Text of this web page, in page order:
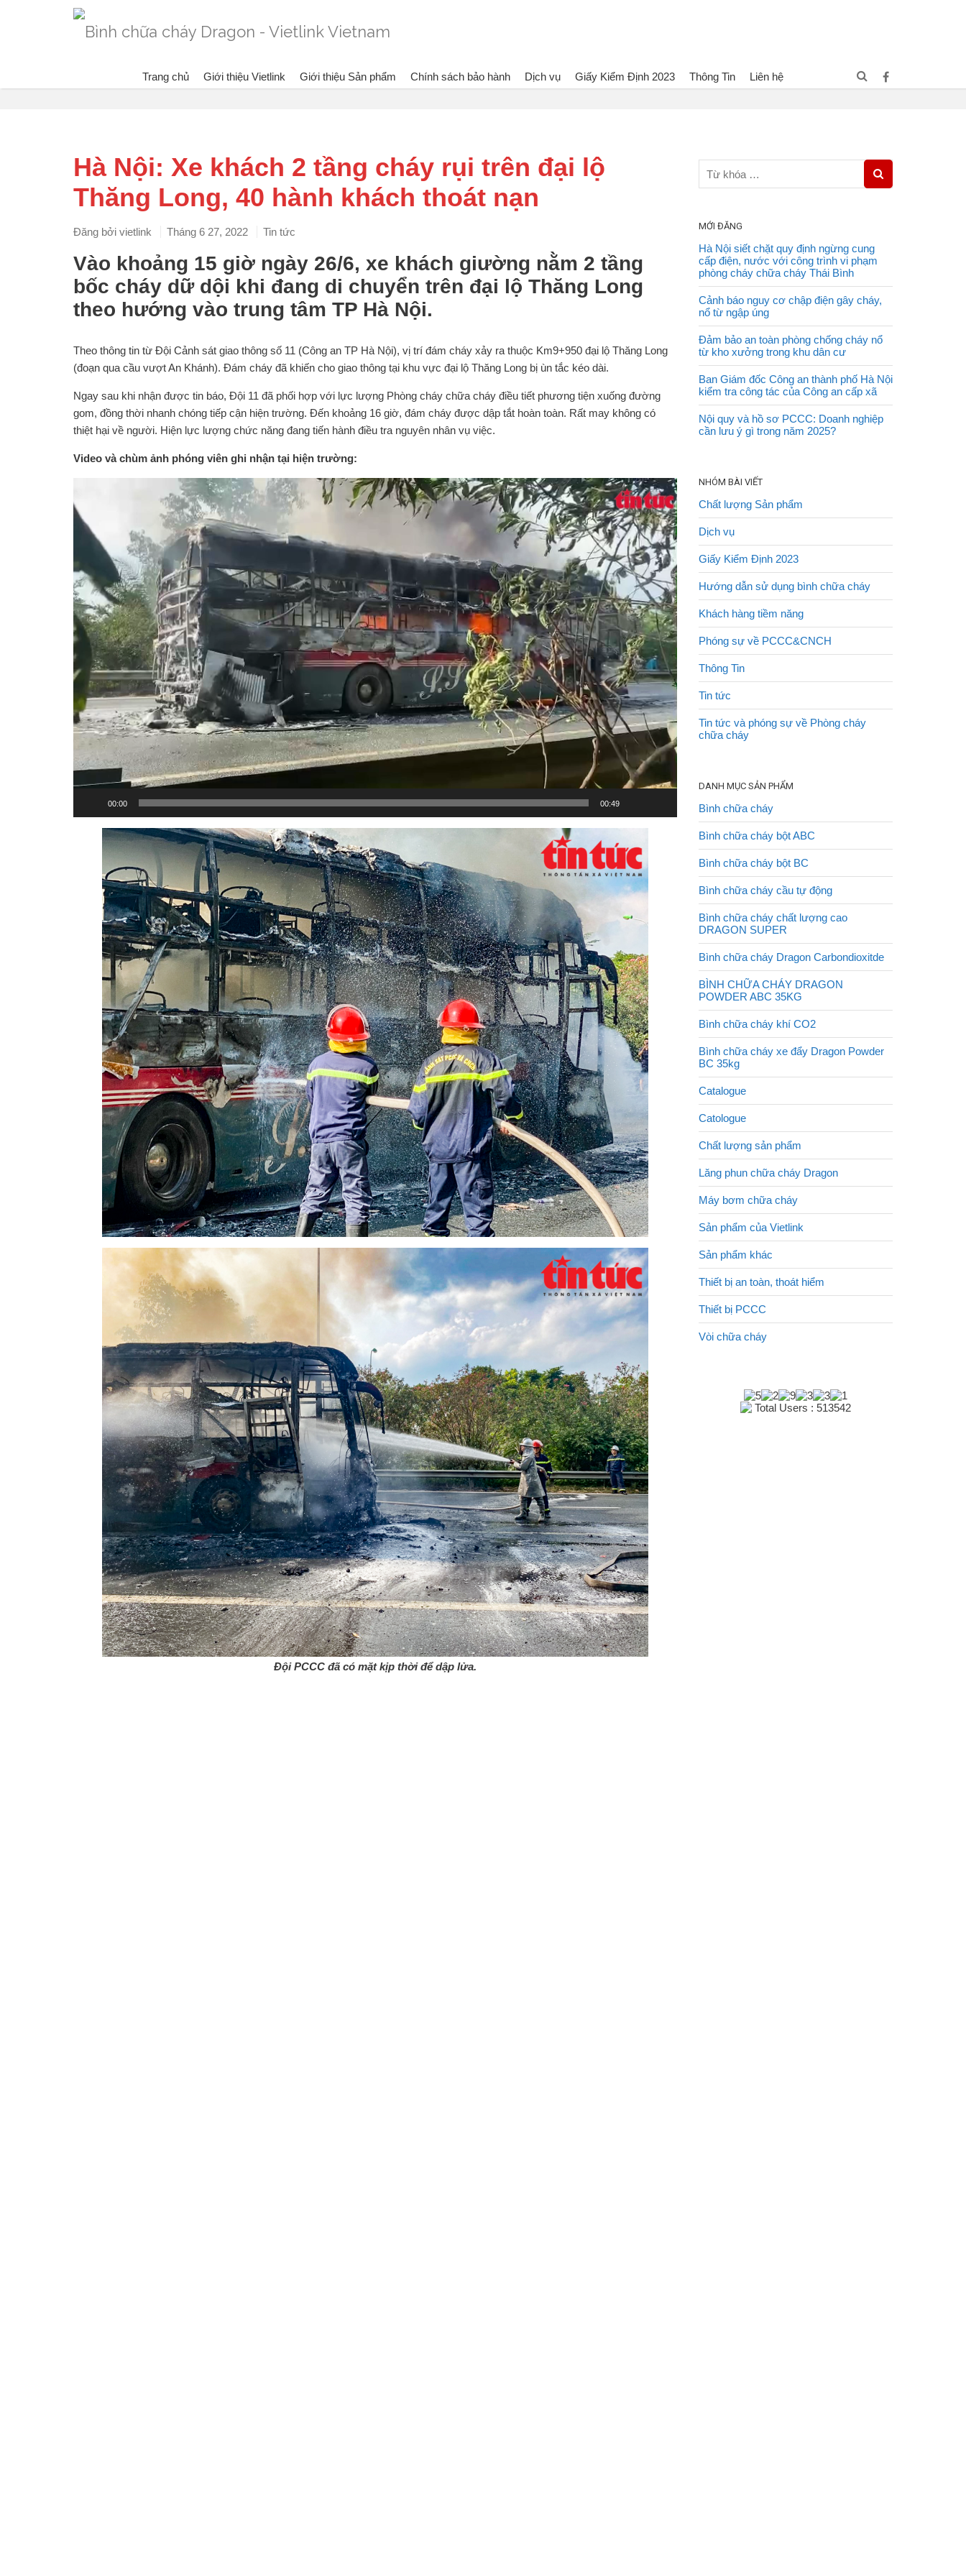
Trang chủ Giới thiệu Vietlink Giới thiệu Sản phẩm Chính sách bảo hành Dịch vụ Giấy Kiểm Định 2023 Thông Tin Liên hệ
Đang xem: Bình chữa cháy Dragon - Vietlink Vietnam Tin tức Hà Nội: Xe khách 2 tầng cháy rụi trên đại lộ Thăng Long, 40 hành khách thoát nạn
Hà Nội: Xe khách 2 tầng cháy rụi trên đại lộ
Thăng Long, 40 hành khách thoát nạn
Đăng bởi vietlink Tháng 6 27, 2022 Tin tức
Vào khoảng 15 giờ ngày 26/6, xe khách giường nằm 2 tầng
bốc cháy dữ dội khi đang di chuyển trên đại lộ Thăng Long
theo hướng vào trung tâm TP Hà Nội.
Theo thông tin từ Đội Cảnh sát giao thông số 11 (Công an TP Hà Nội), vị trí đám cháy xảy ra thuộc Km9+950 đại lộ Thăng Long
(đoạn qua cầu vượt An Khánh). Đám cháy đã khiến cho giao thông tại khu vực đại lộ Thăng Long bị ùn tắc kéo dài.
Ngay sau khi nhận được tin báo, Đội 11 đã phối hợp với lực lượng Phòng cháy chữa cháy điều tiết phương tiện xuống đường
gom, đồng thời nhanh chóng tiếp cận hiện trường. Đến khoảng 16 giờ, đám cháy được dập tắt hoàn toàn. Rất may không có
thiệt hại về người. Hiện lực lượng chức năng đang tiến hành điều tra nguyên nhân vụ việc.
Video và chùm ảnh phóng viên ghi nhận tại hiện trường:
Video
00:00 00:49
Đội PCCC đã có mặt kịp thời để dập lửa.
MỚI ĐĂNG
Hà Nội siết chặt quy định ngừng cung
cấp điện, nước với công trình vi phạm
phòng cháy chữa cháy Thái Bình
Cảnh báo nguy cơ chập điện gây cháy,
nổ từ ngập úng
Đảm bảo an toàn phòng chống cháy nổ
từ kho xưởng trong khu dân cư
Ban Giám đốc Công an thành phố Hà Nội
kiểm tra công tác của Công an cấp xã
Nội quy và hồ sơ PCCC: Doanh nghiệp
cần lưu ý gì trong năm 2025?
NHÓM BÀI VIẾT
Chất lượng Sản phẩm
Dịch vụ
Giấy Kiểm Định 2023
Hướng dẫn sử dụng bình chữa cháy
Khách hàng tiềm năng
Phóng sự về PCCC&CNCH
Thông Tin
Tin tức
Tin tức và phóng sự về Phòng cháy
chữa cháy
DANH MỤC SẢN PHẨM
Bình chữa cháy
Bình chữa cháy bột ABC
Bình chữa cháy bột BC
Bình chữa cháy cầu tự động
Bình chữa cháy chất lượng cao
DRAGON SUPER
Bình chữa cháy Dragon Carbondioxitde
BÌNH CHỮA CHÁY DRAGON
POWDER ABC 35KG
Bình chữa cháy khí CO2
Bình chữa cháy xe đẩy Dragon Powder
BC 35kg
Catalogue
Catologue
Chất lượng sản phẩm
Lăng phun chữa cháy Dragon
Máy bơm chữa cháy
Sản phẩm của Vietlink
Sản phẩm khác
Thiết bị an toàn, thoát hiểm
Thiết bị PCCC
Vòi chữa cháy
Total Users : 513542